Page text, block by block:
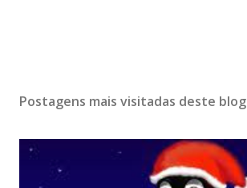
Postagens mais visitadas deste blog